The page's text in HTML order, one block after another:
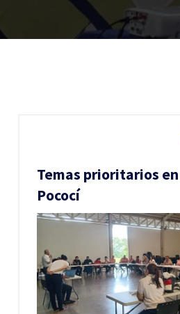
Temas prioritarios
Pococí